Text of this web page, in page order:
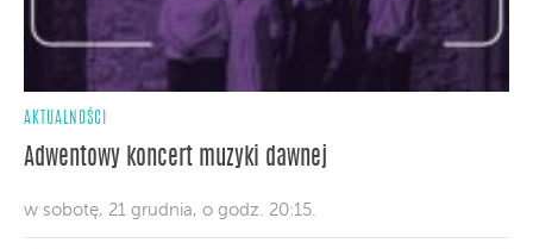
AKTUALNOŚCI
Adwentowy koncert muzyki dawnej
w sobotę, 21 grudnia, o godz. 20:15.